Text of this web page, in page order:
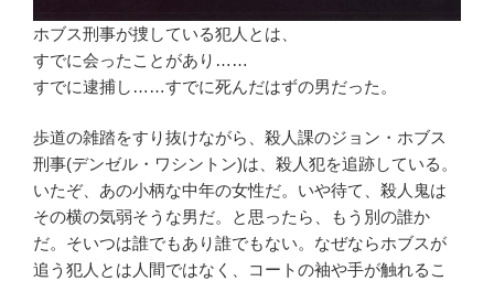
ホブス刑事が捜している犯人とは、
すでに会ったことがあり……
すでに逮捕し……すでに死んだはずの男だった。
歩道の雑踏をすり抜けながら、殺人課のジョン・ホブス
刑事(デンゼル・ワシントン)は、殺人犯を追跡している。
いたぞ、あの小柄な中年の女性だ。いや待て、殺人鬼は
その横の気弱そうな男だ。と思ったら、もう別の誰か
だ。そいつは誰でもあり誰でもない。なぜならホブスが
追う犯人とは人間ではなく、コートの袖や手が触れるこ